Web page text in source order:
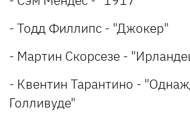
- Тодд Филлипс - "Джокер"
- Мартин Скорсезе -
- Квентин Тарантино -
Голливуде"